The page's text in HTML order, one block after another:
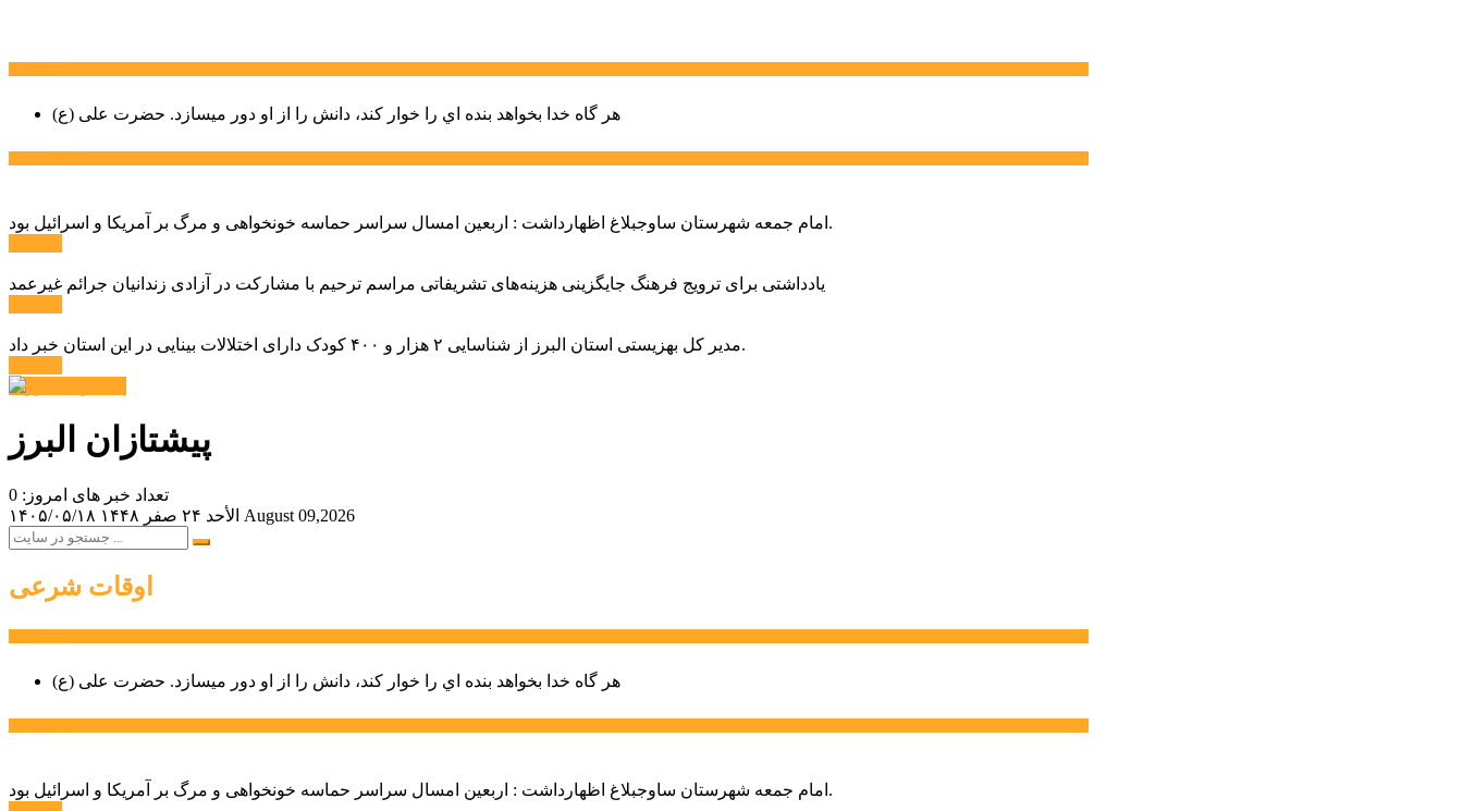
هر گاه خدا بخواهد بنده اي را خوار كند، دانش را از او دور میسازد. حضرت علی (ع)
امام جمعه شهرستان ساوجبلاغ اظهارداشت : اربعین امسال سراسر حماسه خونخواهی و مرگ بر آمریکا و اسرائیل بود.
یادداشتی برای ترویج فرهنگ جایگزینی هزینه‌های تشریفاتی مراسم ترحیم با مشارکت در آزادی زندانیان جرائم غیرعمد
مدیر کل بهزیستی استان البرز از شناسایی ۲ هزار و ۴۰۰ کودک دارای اختلالات بینایی در این استان خبر داد.
پیشتازان البرز
تعداد خبر های امروز: 0
۱۴۰۵/۰۵/۱۸
الأحد ۲۴ صفر ۱۴۴۸ August 09,2026
اوقات شرعی
هر گاه خدا بخواهد بنده اي را خوار كند، دانش را از او دور میسازد. حضرت علی (ع)
امام جمعه شهرستان ساوجبلاغ اظهارداشت : اربعین امسال سراسر حماسه خونخواهی و مرگ بر آمریکا و اسرائیل بود.